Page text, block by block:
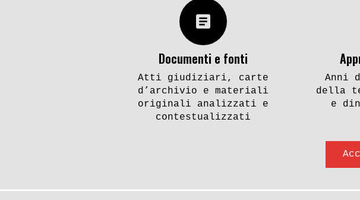
article
Documenti e fonti
Atti giudiziari, carte
d’archivio e materiali
originali analizzati e
contestualizzati
Anni
della
e